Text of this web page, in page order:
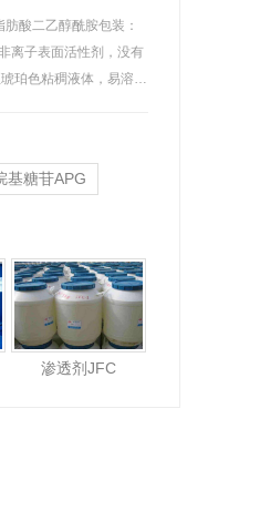
酸二乙醇酰胺包装：
离子表面活性剂，没有
珀色粘稠液体，易溶
基糖苷APG
渗透剂JFC